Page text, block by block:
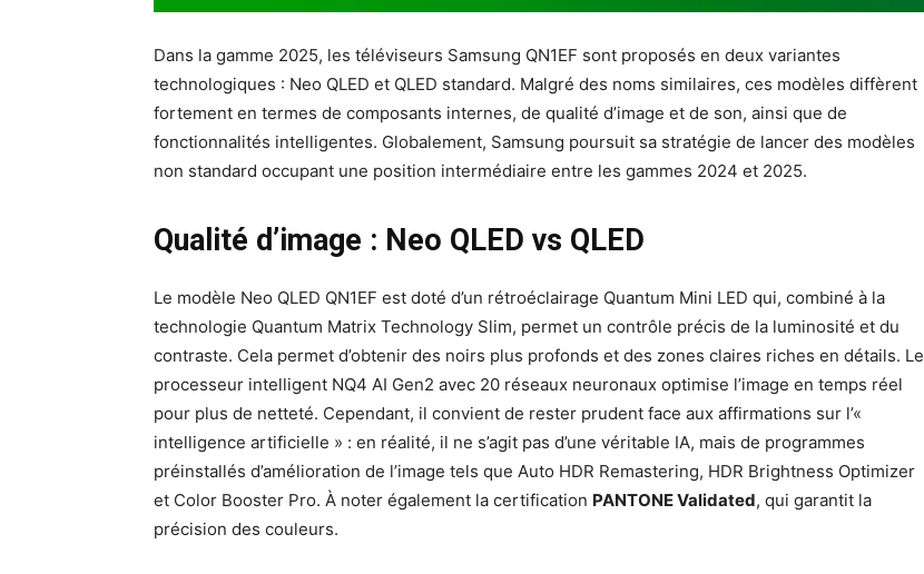
Dans la gamme 2025, les téléviseurs Samsung QN1EF sont proposés en deux variantes
technologiques : Neo QLED et QLED standard. Malgré des noms similaires, ces modèles diffèrent
fortement en termes de composants internes, de qualité d’image et de son, ainsi que de
fonctionnalités intelligentes. Globalement, Samsung poursuit sa stratégie de lancer des modèles
non standard occupant une position intermédiaire entre les gammes 2024 et 2025.
Qualité d’image : Neo QLED vs QLED
Le modèle Neo QLED QN1EF est doté d’un rétroéclairage Quantum Mini LED qui, combiné à la
technologie Quantum Matrix Technology Slim, permet un contrôle précis de la luminosité et du
contraste. Cela permet d’obtenir des noirs plus profonds et des zones claires riches en détails. Le
processeur intelligent NQ4 AI Gen2 avec 20 réseaux neuronaux optimise l’image en temps réel
pour plus de netteté. Cependant, il convient de rester prudent face aux affirmations sur l’«
intelligence artificielle » : en réalité, il ne s’agit pas d’une véritable IA, mais de programmes
préinstallés d’amélioration de l’image tels que Auto HDR Remastering, HDR Brightness Optimizer
et Color Booster Pro. À noter également la certification PANTONE Validated, qui garantit la
précision des couleurs.